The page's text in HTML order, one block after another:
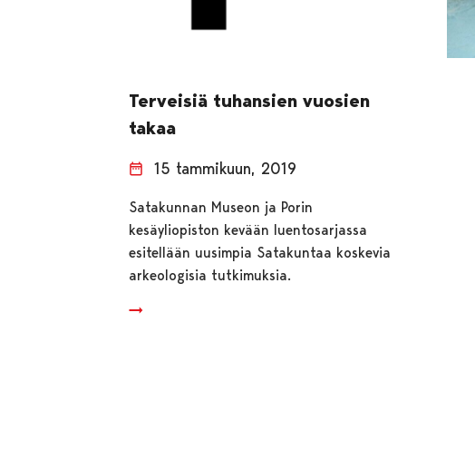
Terveisiä tuhansien vuosien
takaa
15 tammikuun, 2019
Satakunnan Museon ja Porin
kesäyliopiston kevään luentosarjassa
esitellään uusimpia Satakuntaa koskevia
arkeologisia tutkimuksia.